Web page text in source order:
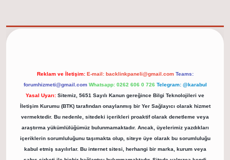
Reklam ve İletişim: E-mail: backlinkpaneli@gmail.com Teams:
forumhizmeti@gmail.com Whatsapp: 0262 606 0 726 Telegram: @karabul
Yasal Uyarı: Sitemiz, 5651 Sayılı Kanun gereğince Bilgi Teknolojileri ve
İletişim Kurumu (BTK) tarafından onaylanmış bir Yer Sağlayıcı olarak hizmet
vermektedir. Bu nedenle, sitedeki içerikleri proaktif olarak denetleme veya
araştırma yükümlülüğümüz bulunmamaktadır. Ancak, üyelerimiz yazdıkları
içeriklerin sorumluluğunu taşımakta olup, siteye üye olarak bu sorumluluğu
kabul etmiş sayılırlar. Bu internet sitesi, herhangi bir marka, kurum veya